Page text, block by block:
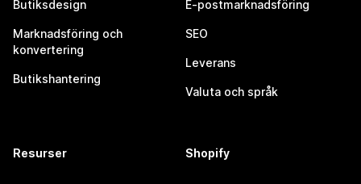
Butiksdesign
Marknadsföring och
konvertering
Butikshantering
E-postmarknadsföring
SEO
Leverans
Valuta och språk
Resurser Shopify